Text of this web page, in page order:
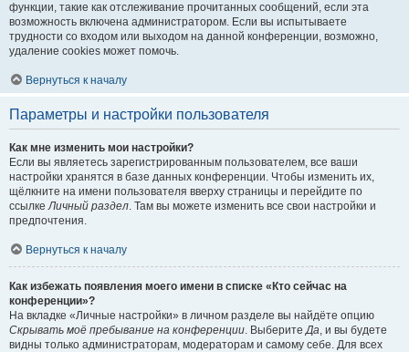
функции, такие как отслеживание прочитанных сообщений, если эта
возможность включена администратором. Если вы испытываете
трудности со входом или выходом на данной конференции, возможно,
удаление cookies может помочь.
Вернуться к началу
Параметры и настройки пользователя
Как мне изменить мои настройки?
Если вы являетесь зарегистрированным пользователем, все ваши
настройки хранятся в базе данных конференции. Чтобы изменить их,
щёлкните на имени пользователя вверху страницы и перейдите по
ссылкеЛичный раздел. Там вы можете изменить все свои настройки и
предпочтения.
Вернуться к началу
Как избежать появления моего имени в списке «Кто сейчас на
конференции»?
На вкладке «Личные настройки» в личном разделе вы найдёте опцию
Скрывать моё пребывание на конференции. ВыберитеДа, и вы будете
видны только администраторам, модераторам и самому себе. Для всех